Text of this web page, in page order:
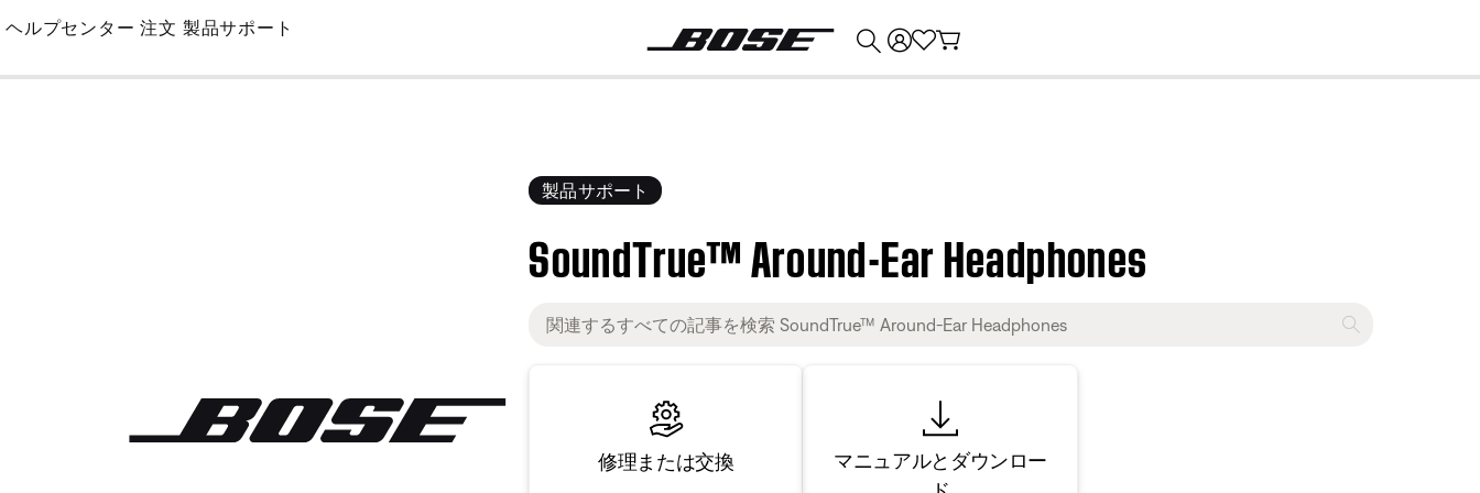
Skip
Main
ヘルプセンター 注文 製品サポート
製品サポート
SoundTrue™ Around-Ear Headphones
修理または交換
マニュアルとダウンロー